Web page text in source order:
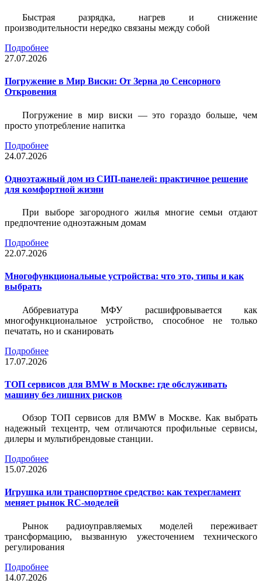
Быстрая разрядка, нагрев и снижение
производительности нередко связаны между собой
Подробнее
27.07.2026
Погружение в Мир Виски: От Зерна до Сенсорного
Откровения
Погружение в мир виски — это гораздо больше, чем
просто употребление напитка
Подробнее
24.07.2026
Одноэтажный дом из СИП-панелей: практичное решение
для комфортной жизни
При выборе загородного жилья многие семьи отдают
предпочтение одноэтажным домам
Подробнее
22.07.2026
Многофункциональные устройства: что это, типы и как
выбрать
Аббревиатура МФУ расшифровывается как
многофункциональное устройство, способное не только
печатать, но и сканировать
Подробнее
17.07.2026
ТОП сервисов для BMW в Москве: где обслуживать
машину без лишних рисков
Обзор ТОП сервисов для BMW в Москве. Как выбрать
надежный техцентр, чем отличаются профильные сервисы,
дилеры и мультибрендовые станции.
Подробнее
15.07.2026
Игрушка или транспортное средство: как техрегламент
меняет рынок RC-моделей
Рынок радиоуправляемых моделей переживает
трансформацию, вызванную ужесточением технического
регулирования
Подробнее
14.07.2026